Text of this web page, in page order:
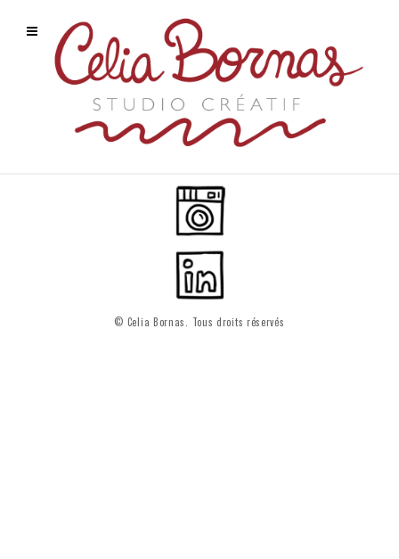
© Celia Bornas. Tous droits réservés